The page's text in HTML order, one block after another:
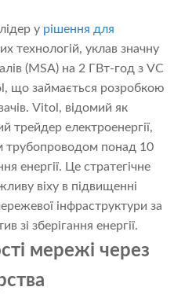
у рішення для
технологій, уклав значну
(MSA) на 2 ГВт-год з VC
що займається розробкою
Vitol, відомий як
трейдер електроенергії,
трубопроводом понад 10
енергії. Це стратегічне
віху в підвищенні
інфраструктури за
зі зберігання енергії.
мережі через